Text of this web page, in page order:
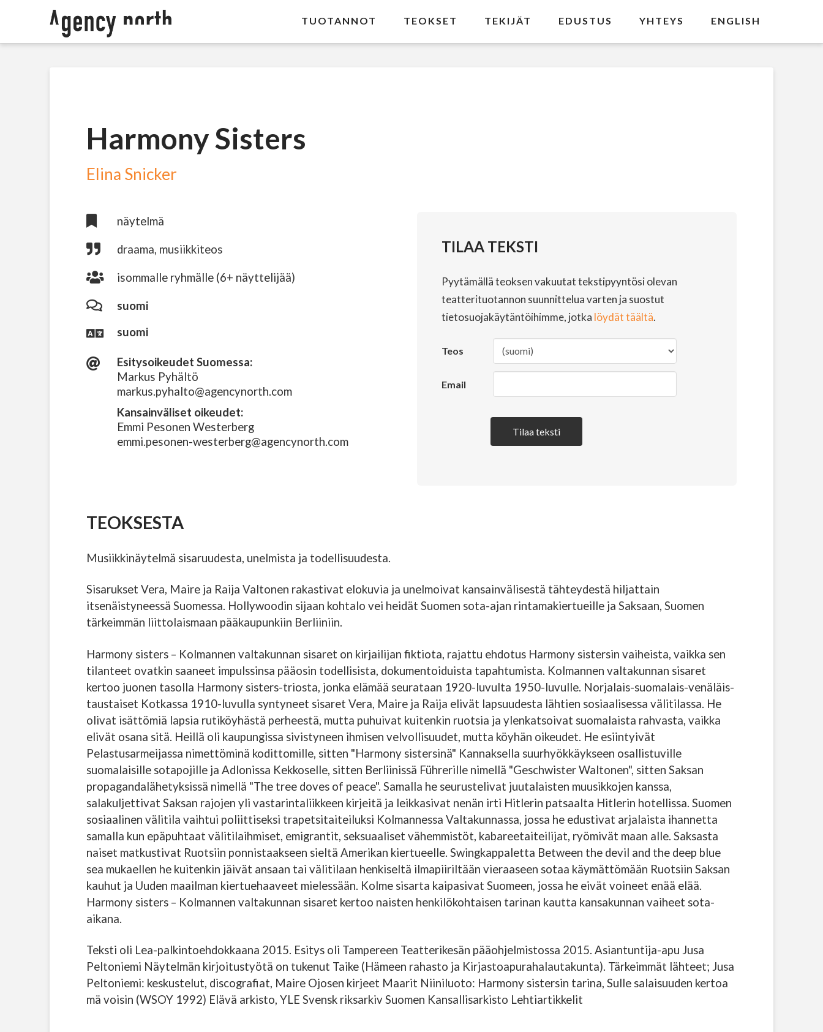
TUOTANNOT TEOKSET TEKIJÄT EDUSTUS YHTEYS ENGLISH
Harmony Sisters
Elina Snicker
näytelmä
draama, musiikkiteos
isommalle ryhmälle (6+ näyttelijää)
suomi
suomi
Esitysoikeudet Suomessa:
Markus Pyhältö
markus.pyhalto@agencynorth.com
Kansainväliset oikeudet:
Emmi Pesonen Westerberg
emmi.pesonen-westerberg@agencynorth.com
TILAA TEKSTI
Pyytämällä teoksen vakuutat tekstipyyntösi olevan
teatterituotannon suunnittelua varten ja suostut
tietosuojakäytäntöihimme, jotka löydät täältä.
Teos
Email
Tilaa teksti
TEOKSESTA
Musiikkinäytelmä sisaruudesta, unelmista ja todellisuudesta.
Sisarukset Vera, Maire ja Raija Valtonen rakastivat elokuvia ja unelmoivat kansainvälisestä tähteydestä hiljattain
itsenäistyneessä Suomessa. Hollywoodin sijaan kohtalo vei heidät Suomen sota-ajan rintamakiertueille ja Saksaan, Suomen
tärkeimmän liittolaismaan pääkaupunkiin Berliiniin.
Harmony sisters – Kolmannen valtakunnan sisaret on kirjailijan fiktiota, rajattu ehdotus Harmony sistersin vaiheista, vaikka sen
tilanteet ovatkin saaneet impulssinsa pääosin todellisista, dokumentoiduista tapahtumista. Kolmannen valtakunnan sisaret
kertoo juonen tasolla Harmony sisters-triosta, jonka elämää seurataan 1920-luvulta 1950-luvulle. Norjalais-suomalais-venäläis-
taustaiset Kotkassa 1910-luvulla syntyneet sisaret Vera, Maire ja Raija elivät lapsuudesta lähtien sosiaalisessa välitilassa. He
olivat isättömiä lapsia rutiköyhästä perheestä, mutta puhuivat kuitenkin ruotsia ja ylenkatsoivat suomalaista rahvasta, vaikka
elivät osana sitä. Heillä oli kaupungissa sivistyneen ihmisen velvollisuudet, mutta köyhän oikeudet. He esiintyivät
Pelastusarmeijassa nimettöminä kodittomille, sitten "Harmony sistersinä" Kannaksella suurhyökkäykseen osallistuville
suomalaisille sotapojille ja Adlonissa Kekkoselle, sitten Berliinissä Führerille nimellä "Geschwister Waltonen", sitten Saksan
propagandalähetyksissä nimellä "The tree doves of peace". Samalla he seurustelivat juutalaisten muusikkojen kanssa,
salakuljettivat Saksan rajojen yli vastarintaliikkeen kirjeitä ja leikkasivat nenän irti Hitlerin patsaalta Hitlerin hotellissa. Suomen
sosiaalinen välitila vaihtui poliittiseksi trapetsitaiteiluksi Kolmannessa Valtakunnassa, jossa he edustivat arjalaista ihannetta
samalla kun epäpuhtaat välitilaihmiset, emigrantit, seksuaaliset vähemmistöt, kabareetaiteilijat, ryömivät maan alle. Saksasta
naiset matkustivat Ruotsiin ponnistaakseen sieltä Amerikan kiertueelle. Swingkappaletta Between the devil and the deep blue
sea mukaellen he kuitenkin jäivät ansaan tai välitilaan henkiseltä ilmapiiriltään vieraaseen sotaa käymättömään Ruotsiin Saksan
kauhut ja Uuden maailman kiertuehaaveet mielessään. Kolme sisarta kaipasivat Suomeen, jossa he eivät voineet enää elää.
Harmony sisters – Kolmannen valtakunnan sisaret kertoo naisten henkilökohtaisen tarinan kautta kansakunnan vaiheet sota-
aikana.
Teksti oli Lea-palkintoehdokkaana 2015. Esitys oli Tampereen Teatterikesän pääohjelmistossa 2015. Asiantuntija-apu Jusa
Peltoniemi Näytelmän kirjoitustyötä on tukenut Taike (Hämeen rahasto ja Kirjastoapurahalautakunta). Tärkeimmät lähteet; Jusa
Peltoniemi: keskustelut, discografiat, Maire Ojosen kirjeet Maarit Niiniluoto: Harmony sistersin tarina, Sulle salaisuuden kertoa
mä voisin (WSOY 1992) Elävä arkisto, YLE Svensk riksarkiv Suomen Kansallisarkisto Lehtiartikkelit